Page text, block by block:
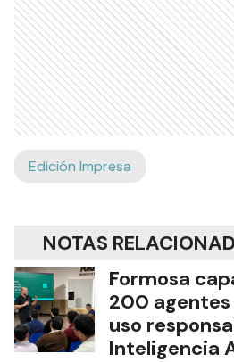
Edición Impresa
NOTAS
Formosa
200 agentes
uso
Inteligencia